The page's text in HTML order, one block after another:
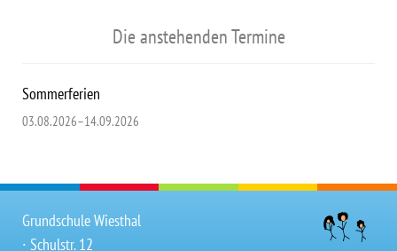
Die anstehenden Termine
Sommerferien
03.08.2026–14.09.2026
Grundschule Wiesthal
∙ Schulstr. 12